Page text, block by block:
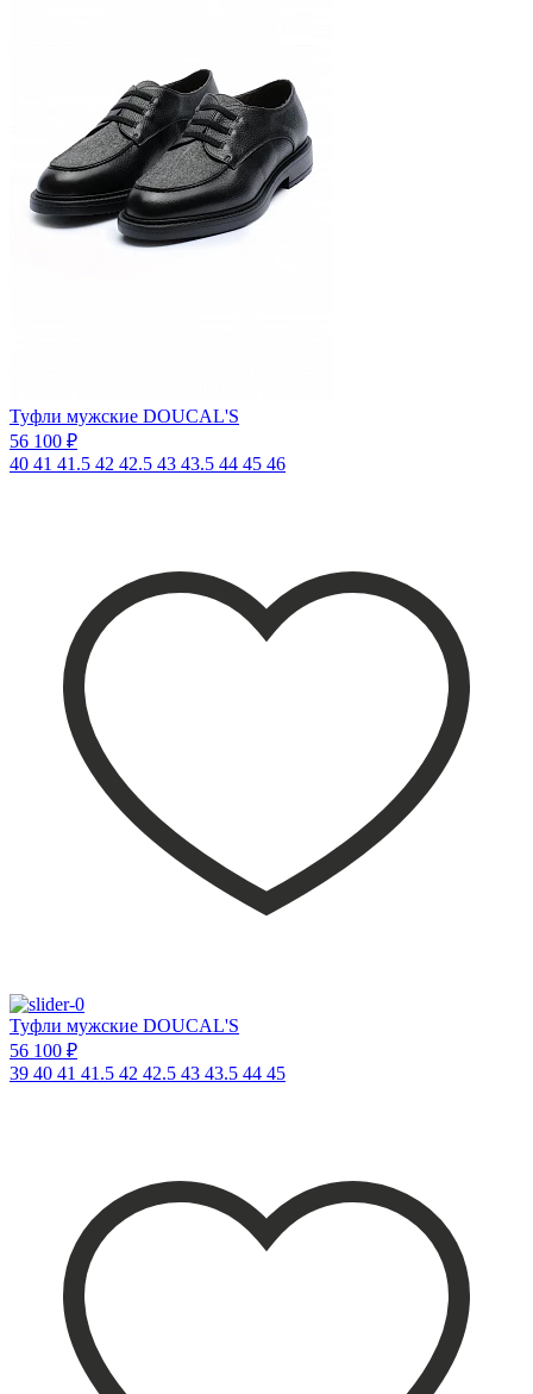
Туфли мужские DOUCAL'S
56 100 ₽
40 41 41.5 42 42.5 43 43.5 44 45 46
Туфли мужские DOUCAL'S
56 100 ₽
39 40 41 41.5 42 42.5 43 43.5 44 45